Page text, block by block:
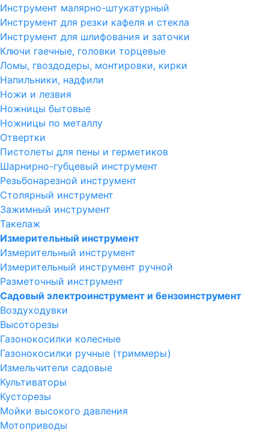
Инструмент малярно-штукатурный
Инструмент для резки кафеля и стекла
Инструмент для шлифования и заточки
Ключи гаечные, головки торцевые
Ломы, гвоздодеры, монтировки, кирки
Напильники, надфили
Ножи и лезвия
Ножницы бытовые
Ножницы по металлу
Отвертки
Пистолеты для пены и герметиков
Шарнирно-губцевый инструмент
Резьбонарезной инструмент
Столярный инструмент
Зажимный инструмент
Такелаж
Измерительный инструмент
Измерительный инструмент
Измерительный инструмент ручной
Разметочный инструмент
Садовый электроинструмент и бензоинструмент
Воздуходувки
Высоторезы
Газонокосилки колесные
Газонокосилки ручные (триммеры)
Измельчители садовые
Культиваторы
Кусторезы
Мойки высокого давления
Мотоприводы